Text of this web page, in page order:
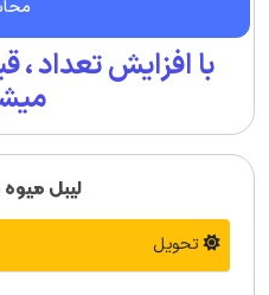
با افزایش تعداد
لیبل
تحویل